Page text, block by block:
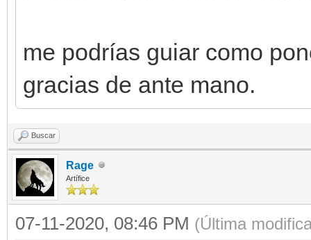
me podrías guiar como
gracias de ante mano.
Buscar
Rage
Artífice
07-11-2020, 08:46 PM (Última